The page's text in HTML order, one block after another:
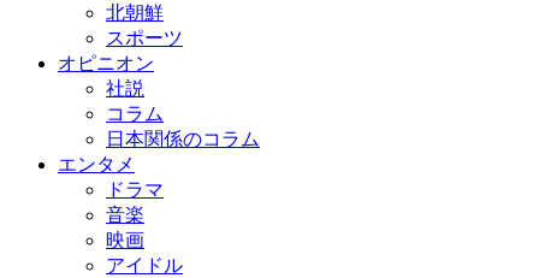
北朝鮮
スポーツ
オピニオン
社説
コラム
日本関係のコラム
エンタメ
ドラマ
音楽
映画
アイドル